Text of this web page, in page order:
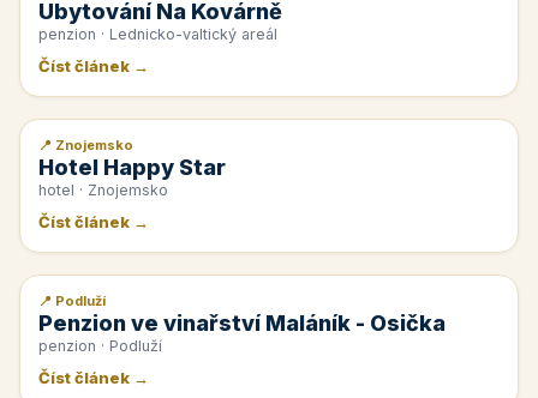
Ubytování Na Kovárně
penzion · Lednicko-valtický areál
Číst článek →
📰 PR článek
📍 Znojemsko
Hotel Happy Star
hotel · Znojemsko
Číst článek →
📰 PR článek
📍 Podluží
Penzion ve vinařství Maláník - Osička
penzion · Podluží
Číst článek →